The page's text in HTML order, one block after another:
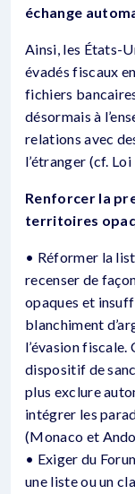
échange
Ainsi, les États-
évadés fiscaux
fichiers
désormais à
relations avec
l’étranger (cf.
Renforcer la
territoires
• Réformer la
recenser de
opaques et
blanchiment
l’évasion fiscale.
dispositif de
plus exclure
intégrer les
(Monaco et
• Exiger du
une liste ou un